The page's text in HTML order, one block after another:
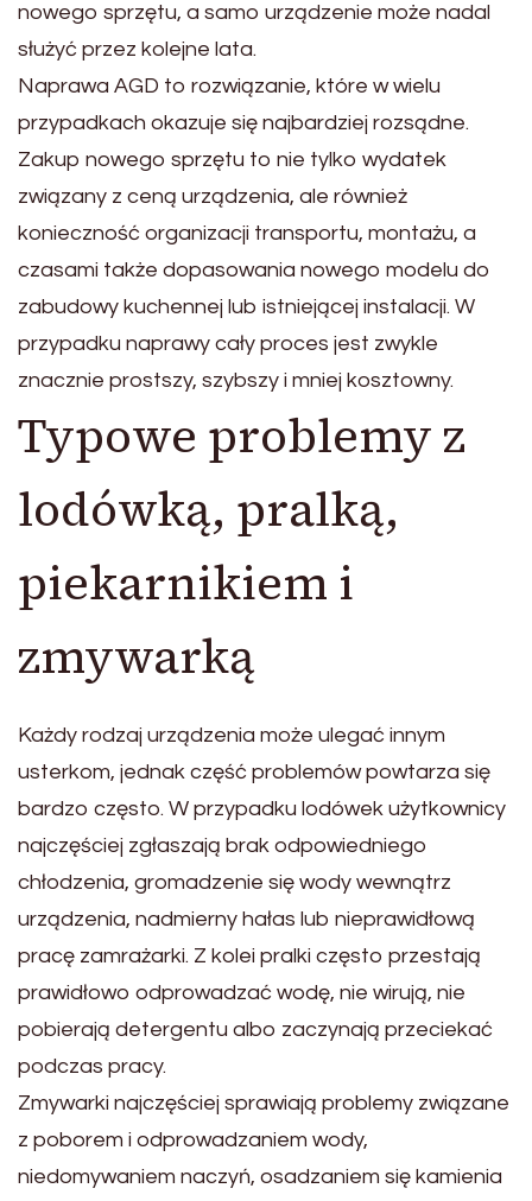
nowego sprzętu, a samo urządzenie może nadal
służyć przez kolejne lata.
Naprawa AGD to rozwiązanie, które w wielu
przypadkach okazuje się najbardziej rozsądne.
Zakup nowego sprzętu to nie tylko wydatek
związany z ceną urządzenia, ale również
konieczność organizacji transportu, montażu, a
czasami także dopasowania nowego modelu do
zabudowy kuchennej lub istniejącej instalacji. W
przypadku naprawy cały proces jest zwykle
znacznie prostszy, szybszy i mniej kosztowny.
Typowe problemy z
lodówką, pralką,
piekarnikiem i
zmywarką
Każdy rodzaj urządzenia może ulegać innym
usterkom, jednak część problemów powtarza się
bardzo często. W przypadku lodówek użytkownicy
najczęściej zgłaszają brak odpowiedniego
chłodzenia, gromadzenie się wody wewnątrz
urządzenia, nadmierny hałas lub nieprawidłową
pracę zamrażarki. Z kolei pralki często przestają
prawidłowo odprowadzać wodę, nie wirują, nie
pobierają detergentu albo zaczynają przeciekać
podczas pracy.
Zmywarki najczęściej sprawiają problemy związane
z poborem i odprowadzaniem wody,
niedomywaniem naczyń, osadzaniem się kamienia